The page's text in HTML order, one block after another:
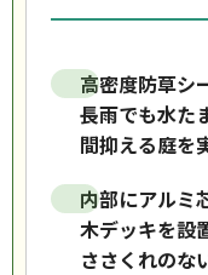
高密度防草シ
長雨でも水た
間抑える庭を
内部にアルミ
木デッキを設
ささくれのな